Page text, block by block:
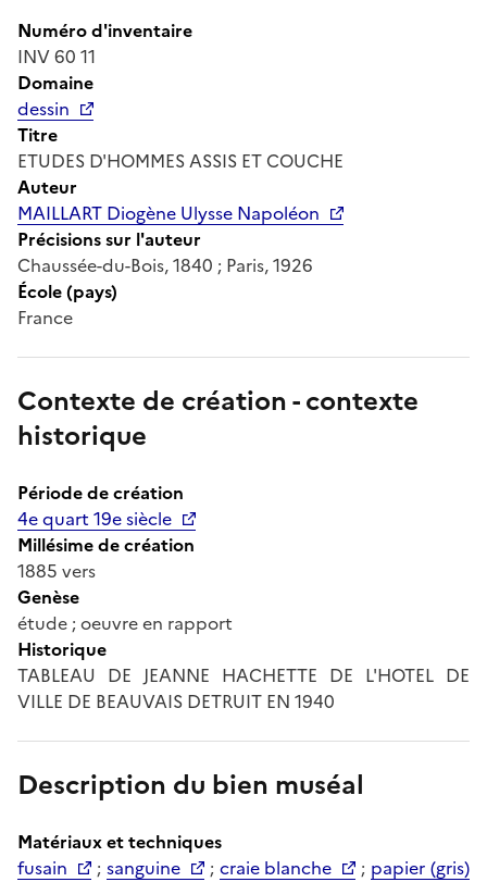
Numéro d'inventaire
INV 60 11
Domaine
dessin
Titre
ETUDES D'HOMMES ASSIS ET COUCHE
Auteur
MAILLART Diogène Ulysse Napoléon
Précisions sur l'auteur
Chaussée-du-Bois, 1840 ; Paris, 1926
École (pays)
France
Contexte de création - contexte
historique
Période de création
4e quart 19e siècle
Millésime de création
1885 vers
Genèse
étude ; oeuvre en rapport
Historique
TABLEAU DE JEANNE HACHETTE DE L'HOTEL DE
VILLE DE BEAUVAIS DETRUIT EN 1940
Description du bien muséal
Matériaux et techniques
fusain
; sanguine ; craie blanche ; papier (gris)